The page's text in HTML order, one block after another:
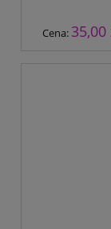
Cena: 35,00